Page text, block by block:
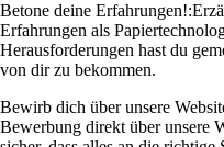
Betone deine Erfahrungen!:
Erfahrungen als
Herausforderungen hast du
von dir zu bekommen.
Bewirb dich über unsere
Bewerbung direkt über unsere